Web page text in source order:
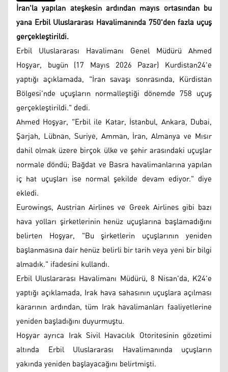
İran'la yapılan ateşkesin ardından mayıs ortasından bu
yana Erbil Uluslararası Havalimanında 750'den fazla uçuş
gerçekleştirildi.
Erbil Uluslararası Havalimanı Genel Müdürü Ahmed
Hoşyar, bugün (17 Mayıs 2026 Pazar) Kurdistan24'e
yaptığı açıklamada, "İran savaşı sonrasında, Kürdistan
Bölgesi'nde uçuşların normalleştiği dönemde 758 uçuş
gerçekleştirildi." dedi.
Ahmed Hoşyar, "Erbil ile Katar, İstanbul, Ankara, Dubai,
Şarjah, Lübnan, Suriye, Amman, İran, Almanya ve Mısır
dahil olmak üzere birçok ülke ve şehir arasındaki uçuşlar
normale döndü; Bağdat ve Basra havalimanlarına yapılan
iç hat uçuşları ise normal şekilde devam ediyor." diye
ekledi.
Eurowings, Austrian Airlines ve Greek Airlines gibi bazı
hava yolları şirketlerinin henüz uçuşlarına başlamadığını
belirten Hoşyar, "Bu şirketlerin uçuşlarının yeniden
başlanmasına dair henüz belirli bir tarih veya yeni bir bilgi
almadık." ifadesini kullandı.
Erbil Uluslararası Havalimanı Müdürü, 8 Nisan'da, K24'e
yaptığı açıklamada, Irak hava sahasının uçuşlara açılması
kararının ardından, tüm Irak havalimanları faaliyetlerine
yeniden başladığını duyurmuştu.
Hoşyar ayrıca Irak Sivil Havacılık Otoritesinin gözetimi
altında Erbil Uluslararası Havalimanında uçuşların
yakında yeniden başlayacağını belirtmişti.